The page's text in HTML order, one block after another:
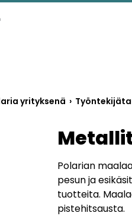
yrityksenä ›
Polarian
pesun ja
tuotteita.
pistehitsausta.